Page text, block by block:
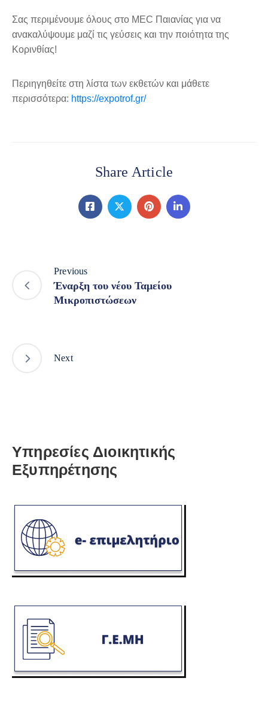
Σας περιμένουμε όλους στο MEC Παιανίας για να
ανακαλύψουμε μαζί τις γεύσεις και την ποιότητα της
Κορινθίας!
Περιηγηθείτε στη λίστα των εκθετών και μάθετε
περισσότερα: https://expotrof.gr/
Share Article
Previous
Έναρξη του νέου Ταμείου
Μικροπιστώσεων
Next
Υπηρεσίες Διοικητικής
Εξυπηρέτησης